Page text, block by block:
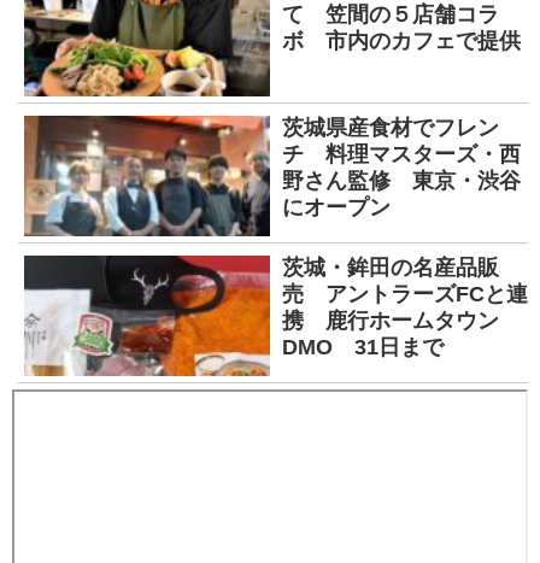
て 笠間の５店舗コラ
ボ 市内のカフェで提供
茨城県産食材でフレン
チ 料理マスターズ・西
野さん監修 東京・渋谷
にオープン
茨城・鉾田の名産品販
売 アントラーズFCと連
携 鹿行ホームタウン
DMO 31日まで